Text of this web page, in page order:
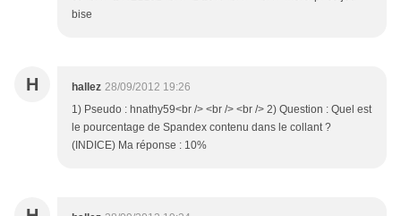
bise
H hallez 28/09/2012 19:26
1) Pseudo : hnathy59<br /> <br /> <br /> 2) Question : Quel est
le pourcentage de Spandex contenu dans le collant ?
(INDICE) Ma réponse : 10%